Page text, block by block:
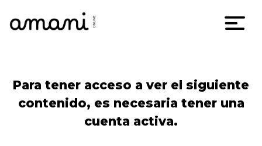
Skip
content
Para tener acceso a ver el siguiente
contenido, es necesaria tener una
cuenta activa.